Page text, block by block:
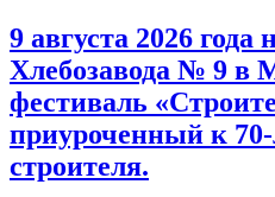
9 августа 2026 года
Хлебозавода № 9 в
фестиваль
приуроченный к
строителя.